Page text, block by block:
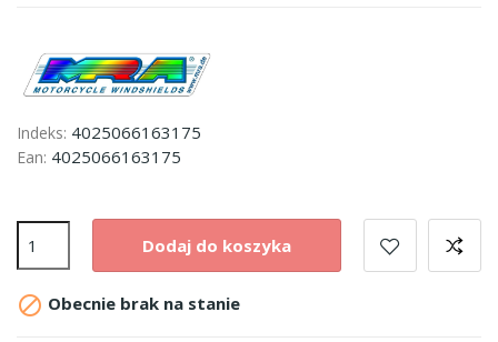
Indeks: 4025066163175
Ean: 4025066163175
Dodaj do koszyka
 Obecnie brak na stanie